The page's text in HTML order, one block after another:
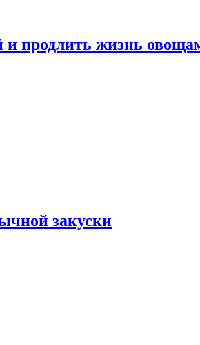
и продлить жизнь
закуски